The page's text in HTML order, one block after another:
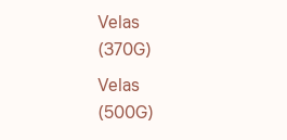
Velas
(370G)
Velas
(500G)